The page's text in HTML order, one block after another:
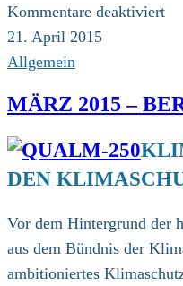
Kommentare deaktiviertfür
21. April 2015
Allgemein
MÄRZ 2015 –
DEN
Vor dem Hintergrund der
aus dem Bündnis der
ambitioniertes